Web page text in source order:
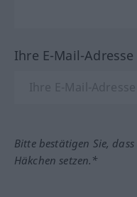
Ihre E-Mail-
Bitte bestätigen Sie,
Häkchen setzen.*